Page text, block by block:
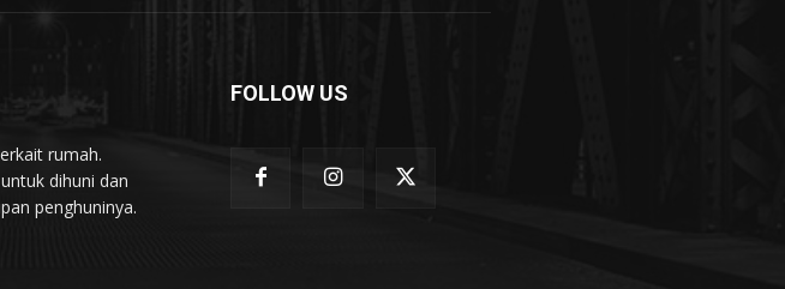
rumah.
dihuni dan
penghuninya.
FOLLOW US